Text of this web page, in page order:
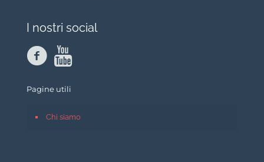
I nostri social
Pagine utili
Chi siamo